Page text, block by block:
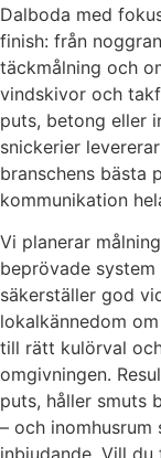
Dalboda med
finish: från
täckmålning och
vindskivor och
puts, betong eller
snickerier
branschens bästa
kommunikation
Vi planerar
beprövade
säkerställer god
lokalkännedom
till rätt kulörval
omgivningen.
puts, håller smuts
– och inomhusrum